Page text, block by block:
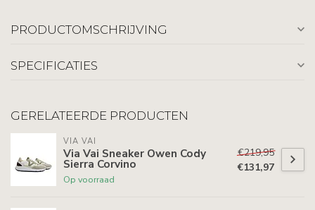
PRODUCTOMSCHRIJVING
SPECIFICATIES
GERELATEERDE PRODUCTEN
VIA VAI
Via Vai Sneaker Owen Cody
Sierra Corvino
Op voorraad
€219,95
€131,97